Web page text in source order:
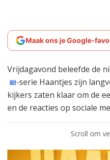
Maak ons je Google-
Vrijdagavond beleefde de
-serie Haantjes zijn
kijkers zaten klaar om de
en de reacties op sociale
Scroll om